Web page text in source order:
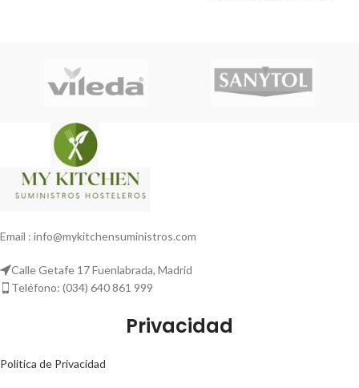
Email : info@mykitchensuministros.com
Calle Getafe 17 Fuenlabrada, Madrid
Teléfono: (034) 640 861 999
Privacidad
Politica de Privacidad